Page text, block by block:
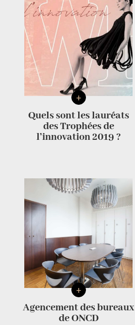
+
Quels sont les lauréats
des Trophées de
l’innovation 2019 ?
+
Agencement des bureaux
de ONCD ​